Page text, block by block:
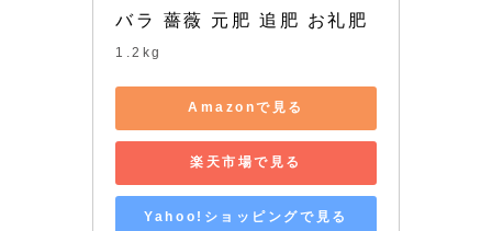
バラ 薔薇 元肥 追肥 お礼肥
1.2kg
Amazonで見る
楽天市場で見る
Yahoo!ショッピングで見る